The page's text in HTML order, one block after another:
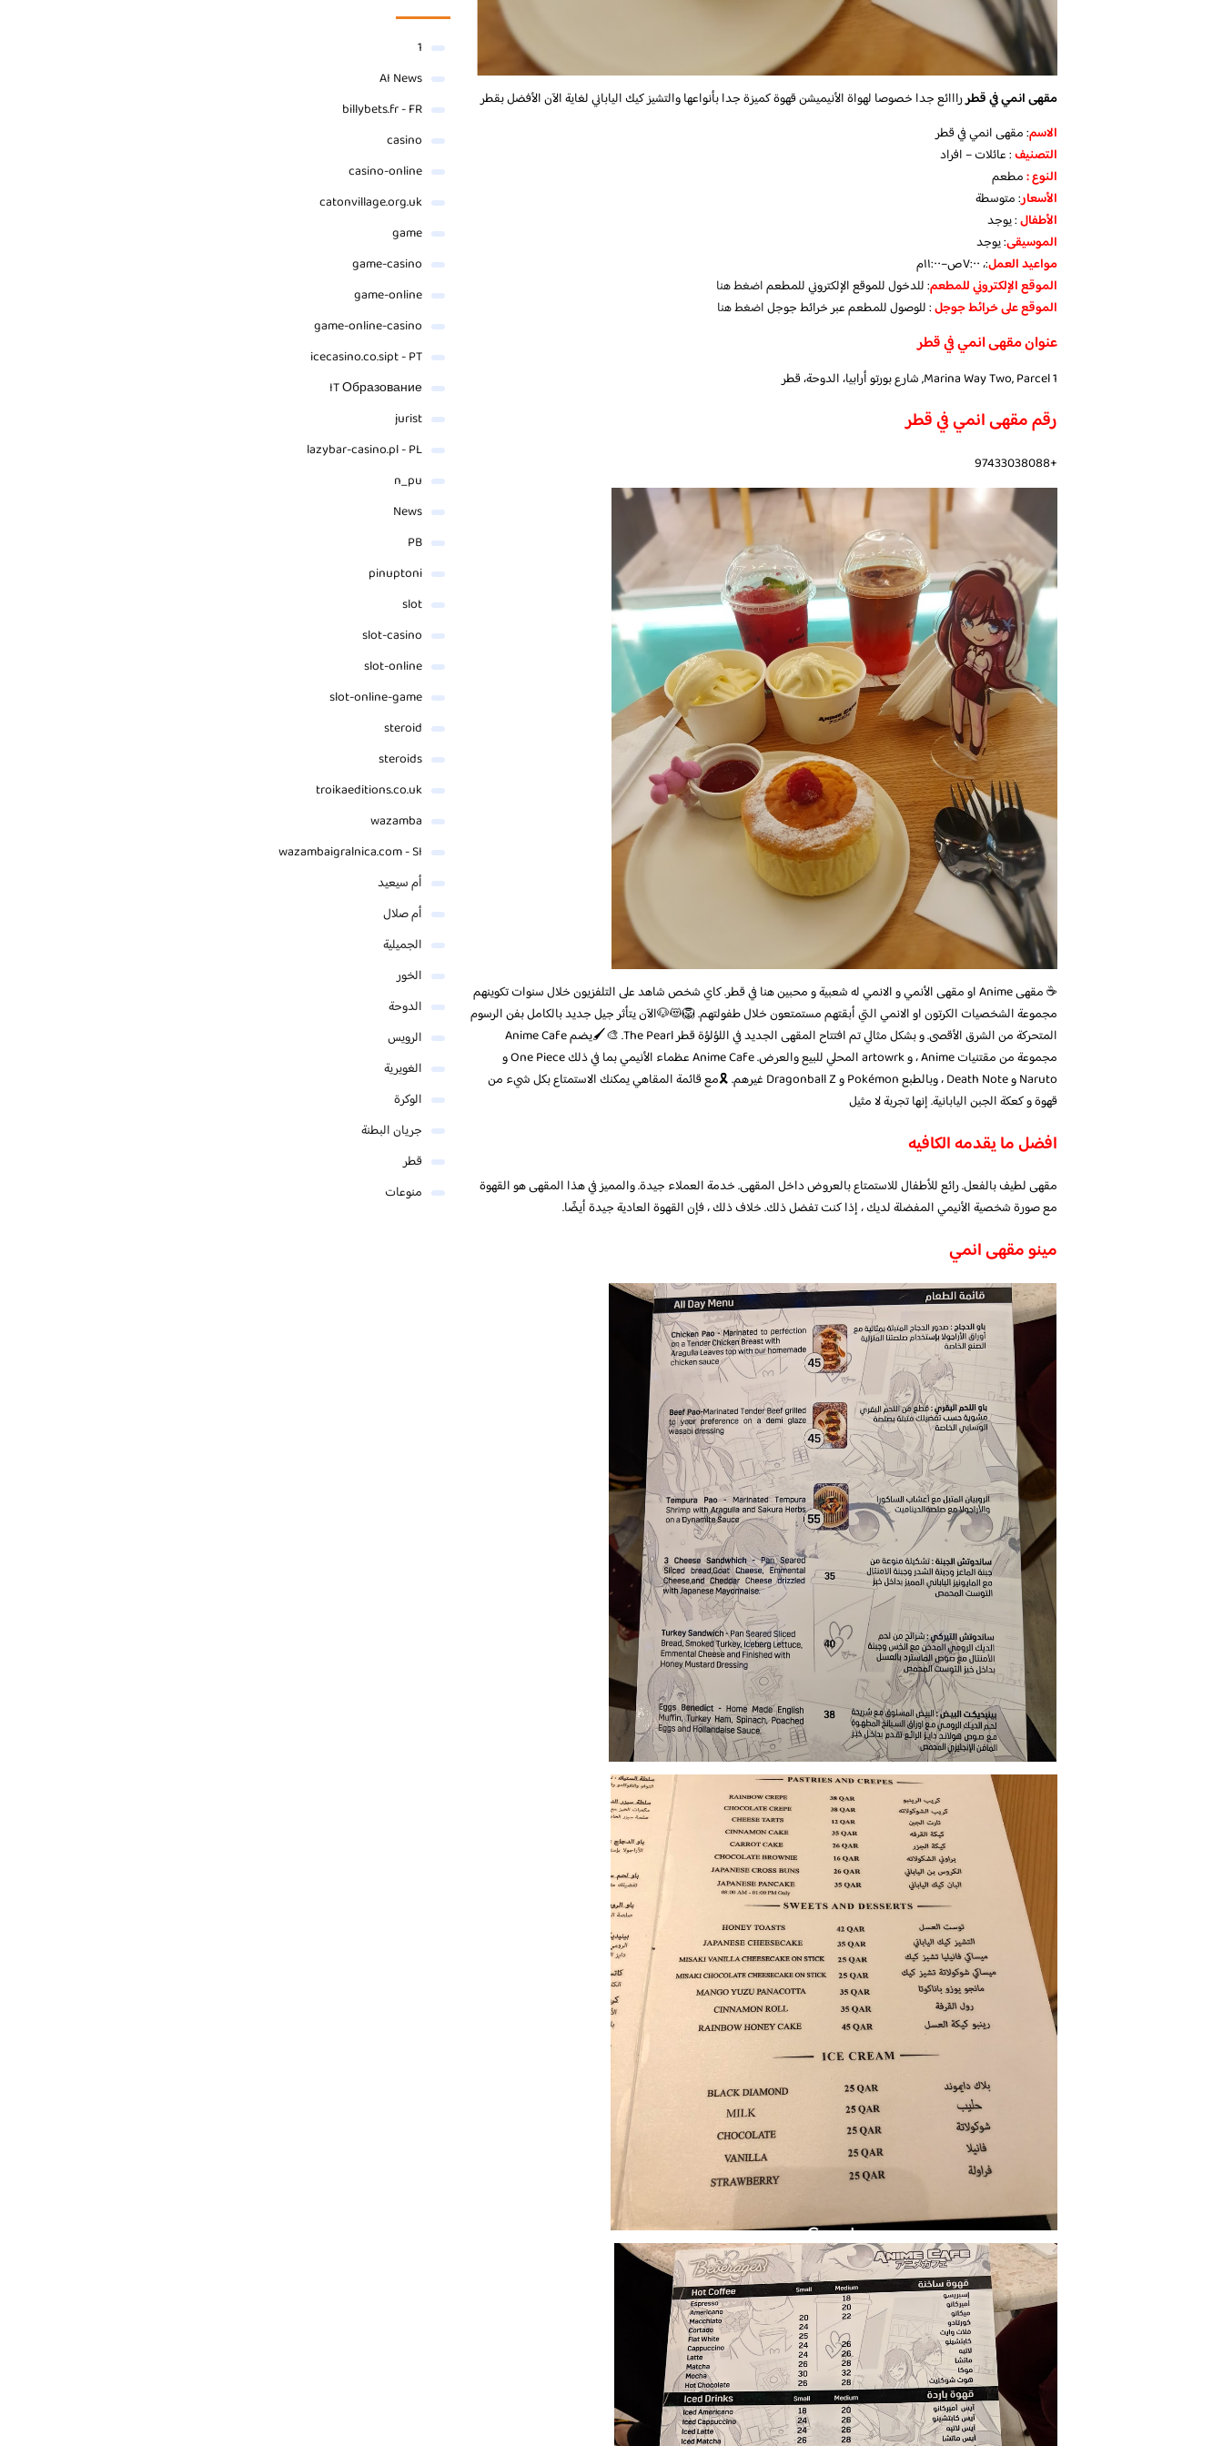
مقهى انمي في قطررااائع جدا خصوصا لهواة الأنيميشن قهوة كميزة جدا بأنواعها والتشيز كيك الياباني لغاية الآن الأفضل بقطر
الاسم: مقهى انمي في قطر
التصنيف: عائلات – افراد
النوع :مطعم
الأسعار:متوسطة
الأطفال:يوجد
الموسيقى:يوجد
مواعيد العمل:، ٧:٠٠ص–١١:٠٠م
الموقع الإلكتروني للمطعم: للدخول للموقع الإلكتروني للمطعماضغط هنا
الموقع على خرائط جوجل: للوصول للمطعم عبر خرائط جوجلاضغط هنا
عنوان مقهى انمي في قطر
Marina Way Two, Parcel 1, شارع بورتو أرابيا، الدوحة، قطر
رقم مقهى انمي في قطر
+97433038088
☕️ مقهى Anime او مقهى الأنمي و الانمي له شعبية و محبين هنا في قطر. كاي شخص شاهد على التلفزيون خلال سنوات تكوينهم
مجموعة الشخصيات الكرتون او الانمي التي أبقتهم مستمتعون خلال طفولتهم. 🦁😻🐶الآن يتأثر جيل جديد بالكامل بفن الرسوم
المتحركة من الشرق الأقصى. و بشكل مثالي تم افتتاح المقهى الجديد في اللؤلؤة قطر The Pearl. 🎨🖌يضم Anime Cafe
مجموعة من مقتنيات Anime ، و artowrk المحلي للبيع والعرض. ‏Anime Cafe عظماء الأنيمي بما في ذلك One Piece و
Naruto و Death Note ، وبالطبع Pokémon و Dragonball Z غيرهم. 🎗مع قائمة المقاهي يمكنك الاستمتاع بكل شيء من
قهوة و كعكة الجبن اليابانية. إنها تجربة لا مثيل
افضل ما يقدمه الكافيه
مقهى لطيف بالفعل. رائع للأطفال للاستمتاع بالعروض داخل المقهى. خدمة العملاء جيدة. والمميز في هذا المقهى هو القهوة
مع صورة شخصية الأنيمي المفضلة لديك ، إذا كنت تفضل ذلك. خلاف ذلك ، فإن القهوة العادية جيدة أيضًا.
مينو مقهى انمي
1
AI News
billybets.fr - FR
casino
casino-online
catonvillage.org.uk
game
game-casino
game-online
game-online-casino
icecasino.co.sipt - PT
IT Образование
jurist
lazybar-casino.pl - PL
n_pu
News
PB
pinuptoni
slot
slot-casino
slot-online
slot-online-game
steroid
steroids
troikaeditions.co.uk
wazamba
wazambaigralnica.com - SI
أم سيعيد
أم صلال
الجميلية
الخور
الدوحة
الرويس
الغويرية
الوكرة
جريان البطنة
قطر
منوعات